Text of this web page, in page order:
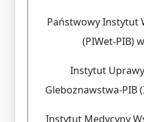
Państwowy Instytut
(PIWet-PIB)
Instytut
Gleboznawstwa-PIB
Instytut Medycyny